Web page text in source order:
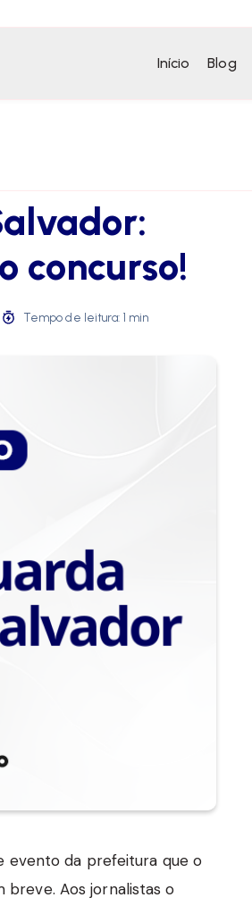
Início Blog
concurso!
Tempo de leitura: 1 min
evento da prefeitura que o
breve. Aos jornalistas o